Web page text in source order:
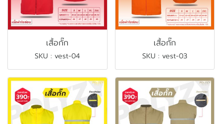
เสื้อกั๊ก
SKU : vest-04
เสื้อกั๊ก
SKU : vest-03